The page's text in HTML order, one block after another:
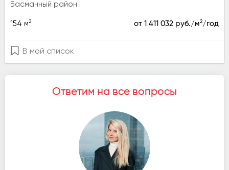
Басманный район
154 м2 от 1 411 032 руб./м2/год
В мой список
Ответим на все вопросы